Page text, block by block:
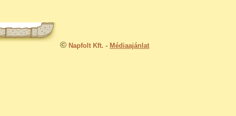
© Napfolt Kft. - Médiaajánlat